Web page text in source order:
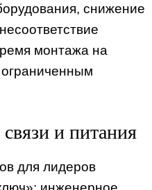
снижение
монтажа на
ограниченным
и питания
для лидеров